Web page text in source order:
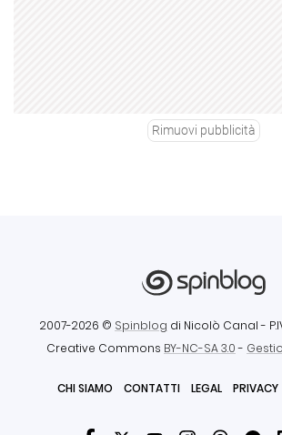
Rimuovi pubblicità
2007-2026 © Spinblog di Nicolò Canal -
Creative Commons BY-NC-SA 3.0-
CHI SIAMO CONTATTI LEGAL PRIVACY